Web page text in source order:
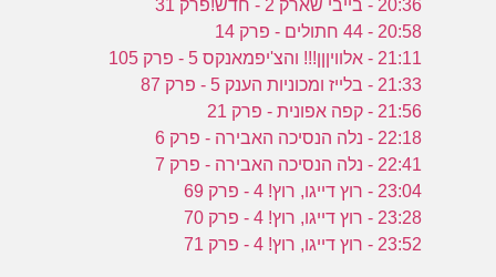
20:36 - בייבי שארק 2 - חדש!פרק 31
20:58 - 44 חתולים - פרק 14
21:11 - אלוויןןן!!! והצ'יפמאנקס 5 - פרק 105
21:33 - בלייז ומכוניות הענק 5 - פרק 87
21:56 - קפה אפונית - פרק 21
22:18 - נלה הנסיכה האבירה - פרק 6
22:41 - נלה הנסיכה האבירה - פרק 7
23:04 - רוץ דייגו, רוץ! 4 - פרק 69
23:28 - רוץ דייגו, רוץ! 4 - פרק 70
23:52 - רוץ דייגו, רוץ! 4 - פרק 71